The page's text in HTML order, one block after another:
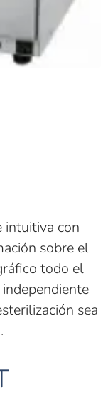
intuitiva con
sobre el
todo el
sea